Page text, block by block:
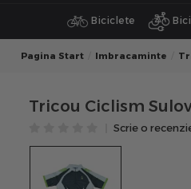
Biciclete
Pagina Start Imbracaminte
Tricou Ciclism
Scrie o